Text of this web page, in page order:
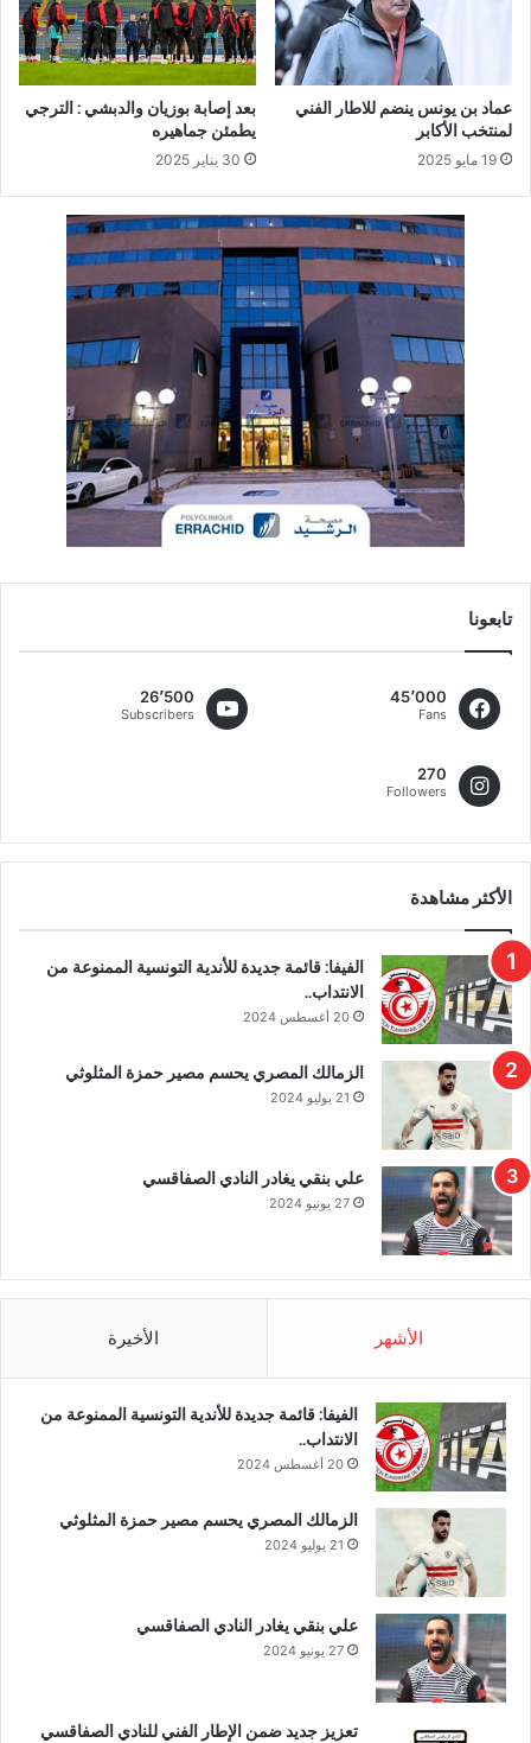
عماد بن يونس ينضم للاطار الفني
لمنتخب الأكابر
19 مايو 2025
بعد إصابة بوزيان والدبشي : الترجي
يطمئن جماهيره
30 يناير 2025
تابعونا
45٬000
Fans
26٬500
Subscribers
270
Followers
الأكثر مشاهدة
الفيفا: قائمة جديدة للأندية التونسية الممنوعة من
الانتداب..
20 أغسطس 2024
الزمالك المصري يحسم مصير حمزة المثلوثي
21 يوليو 2024
علي بنقي يغادر النادي الصفاقسي
27 يونيو 2024
الأشهر الأخيرة
الفيفا: قائمة جديدة للأندية التونسية الممنوعة من
الانتداب..
20 أغسطس 2024
الزمالك المصري يحسم مصير حمزة المثلوثي
21 يوليو 2024
علي بنقي يغادر النادي الصفاقسي
27 يونيو 2024
تعزيز جديد ضمن الإطار الفني للنادي الصفاقسي